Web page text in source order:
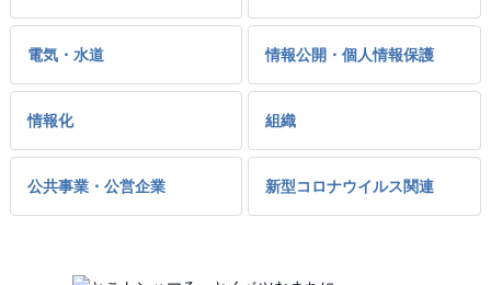
電気・水道 情報公開・個人情報保護
情報化 組織
公共事業・公営企業 新型コロナウイルス関連